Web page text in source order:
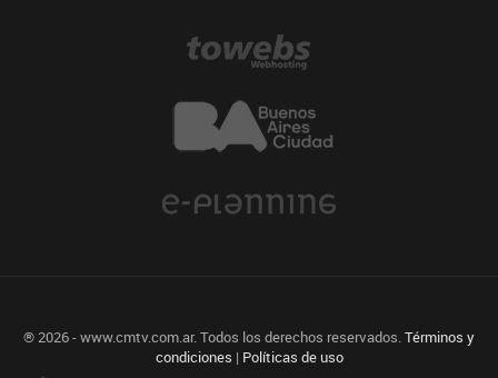
® 2026 - www.cmtv.com.ar. Todos los derechos reservados.Términos y
condiciones | Políticas de uso